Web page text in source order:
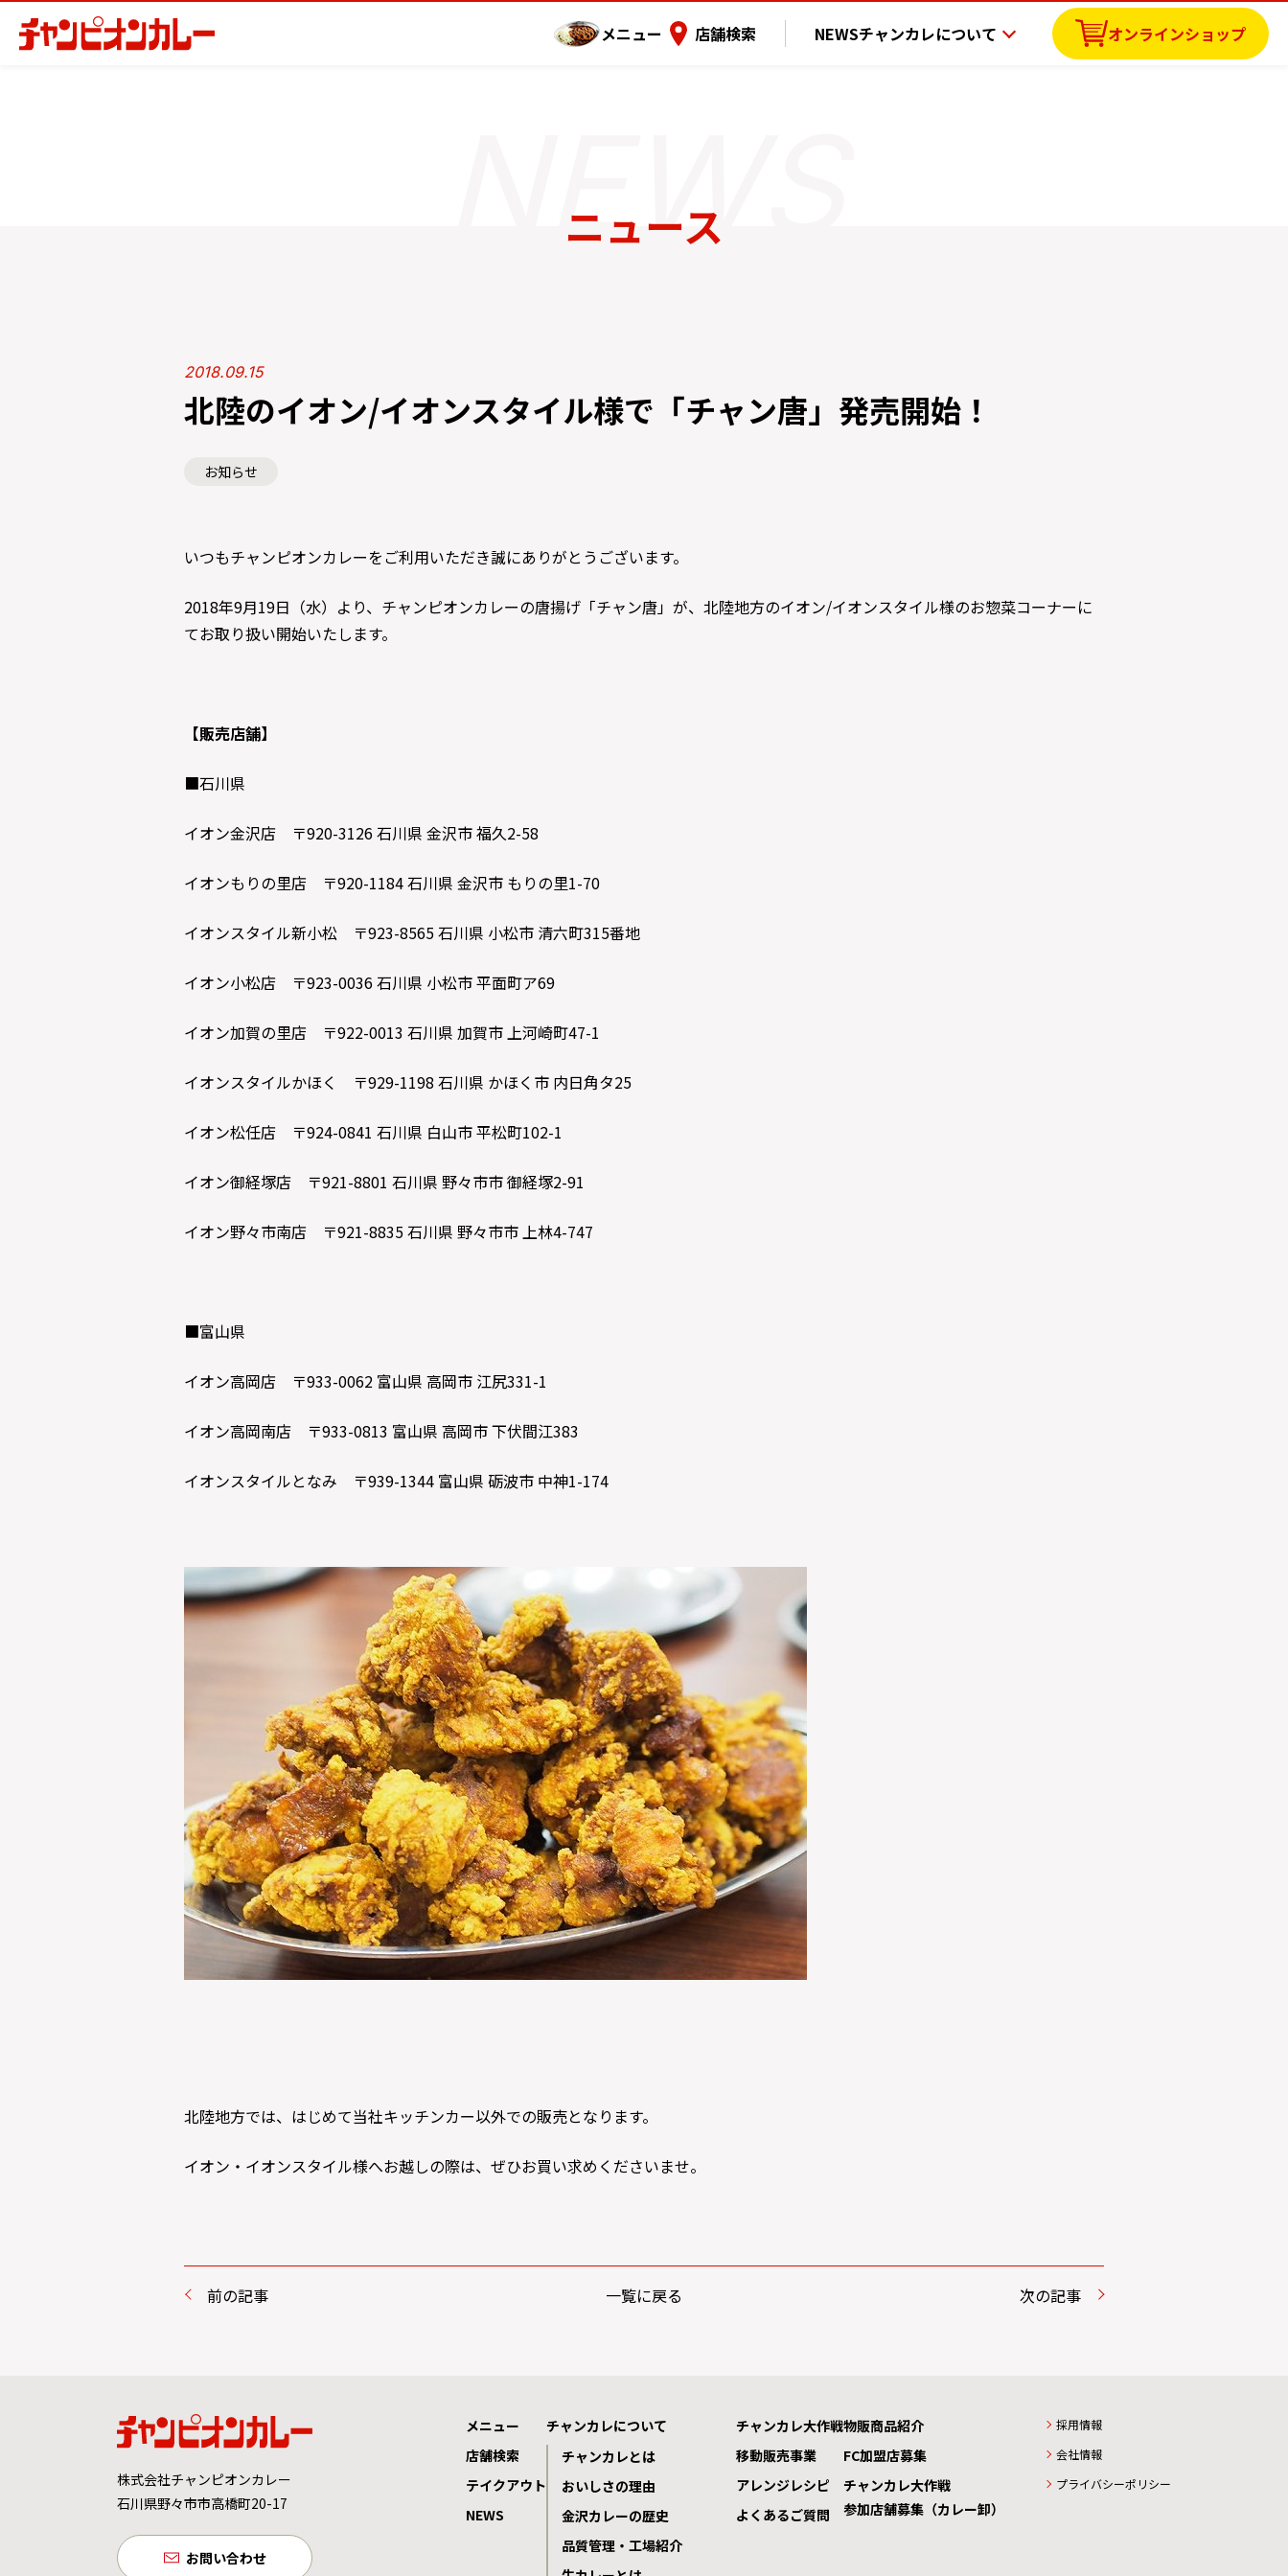
メニュー 店舗検索 NEWSチャンカレについて オンラインショップ
ニュース
2018.09.15
北陸のイオン/イオンスタイル様で「チャン唐」発売開始！
お知らせ
いつもチャンピオンカレーをご利用いただき誠にありがとうございます。
2018年9月19日（水）より、チャンピオンカレーの唐揚げ「チャン唐」が、北陸地方のイオン/イオンスタイル様のお惣菜コーナーに
てお取り扱い開始いたします。
【販売店舗】
■石川県
イオン金沢店 〒920-3126 石川県 金沢市 福久2-58
イオンもりの里店 〒920-1184 石川県 金沢市 もりの里1-70
イオンスタイル新小松 〒923-8565 石川県 小松市 清六町315番地
イオン小松店 〒923-0036 石川県 小松市 平面町ア69
イオン加賀の里店 〒922-0013 石川県 加賀市 上河崎町47-1
イオンスタイルかほく 〒929-1198 石川県 かほく市 内日角タ25
イオン松任店 〒924-0841 石川県 白山市 平松町102-1
イオン御経塚店 〒921-8801 石川県 野々市市 御経塚2-91
イオン野々市南店 〒921-8835 石川県 野々市市 上林4-747
■富山県
イオン高岡店 〒933-0062 富山県 高岡市 江尻331-1
イオン高岡南店 〒933-0813 富山県 高岡市 下伏間江383
イオンスタイルとなみ 〒939-1344 富山県 砺波市 中神1-174
北陸地方では、はじめて当社キッチンカー以外での販売となります。
イオン・イオンスタイル様へお越しの際は、ぜひお買い求めくださいませ。
前の記事 一覧に戻る 次の記事
株式会社チャンピオンカレー
石川県野々市市高橋町20-17
お問い合わせ
メニュー
店舗検索
テイクアウト
NEWS
チャンカレについて
チャンカレとは
おいしさの理由
金沢カレーの歴史
品質管理・工場紹介
チャンカレ大作戦
移動販売事業
アレンジレシピ
よくあるご質問
物販商品紹介
FC加盟店募集
チャンカレ大作戦
参加店舗募集（カレー卸）
採用情報
会社情報
プライバシーポリシー